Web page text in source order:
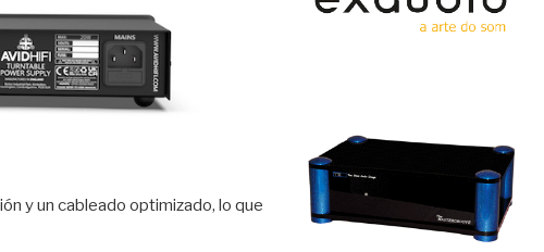
y un cableado optimizado, lo que